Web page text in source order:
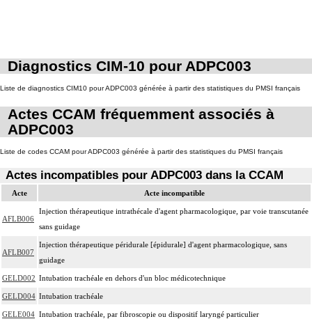
Diagnostics CIM-10 pour ADPC003
Liste de diagnostics CIM10 pour ADPC003 générée à partir des statistiques du PMSI français
Actes CCAM fréquemment associés à
ADPC003
Liste de codes CCAM pour ADPC003 générée à partir des statistiques du PMSI français
Actes incompatibles pour ADPC003 dans la CCAM
Acte Acte incompatible
AFLB006
Injection thérapeutique intrathécale d'agent pharmacologique, par voie transcutanée
sans guidage
AFLB007
Injection thérapeutique péridurale [épidurale] d'agent pharmacologique, sans
guidage
GELD002 Intubation trachéale en dehors d'un bloc médicotechnique
GELD004 Intubation trachéale
GELE004 Intubation trachéale, par fibroscopie ou dispositif laryngé particulier